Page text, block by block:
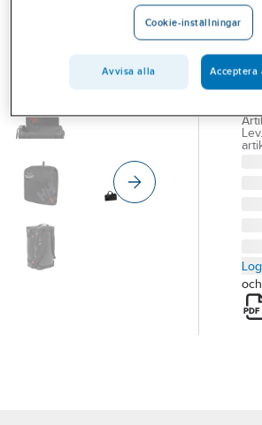
Lev.
Cookie-inställningar
Avvisa alla Acceptera